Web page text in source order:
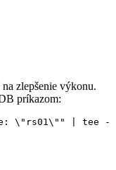
zlepšenie výkonu.
príkazom:
\"rs01\"" | tee -